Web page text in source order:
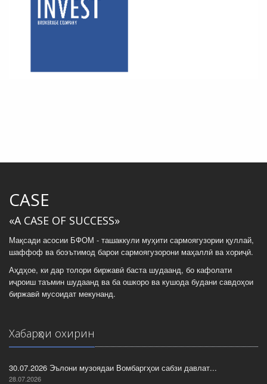
CASE
«A CASE OF SUCCESS»
Мақсади асосии БФОМ - ташаккули муҳити сармоягузории қуллай,
шаффоф ва боэътимод барои сармоягузорони маҳаллӣ ва хориҷӣ.
Аҳдҳое, ки дар толори биржавӣ баста шудаанд, бо кафолати
иҷроиш таъмин шудаанд ва ба ошкоро ва кушода будани савдоҳои
биржавӣ мусоидат мекунанд.
Хабарҳои охирин
30.07.2026 Эълони музоядаи Вомбаргҳои сабзи давлат...
28.07.2026